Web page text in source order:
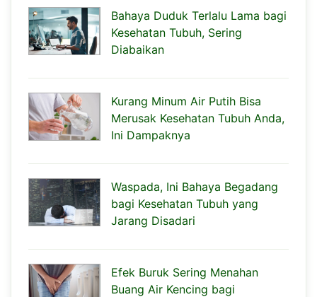
Bahaya Duduk Terlalu Lama bagi
Kesehatan Tubuh, Sering
Diabaikan
Kurang Minum Air Putih Bisa
Merusak Kesehatan Tubuh Anda,
Ini Dampaknya
Waspada, Ini Bahaya Begadang
bagi Kesehatan Tubuh yang
Jarang Disadari
Efek Buruk Sering Menahan
Buang Air Kencing bagi